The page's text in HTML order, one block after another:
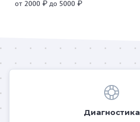
от 2000 ₽ до 5000 ₽
Диагностика